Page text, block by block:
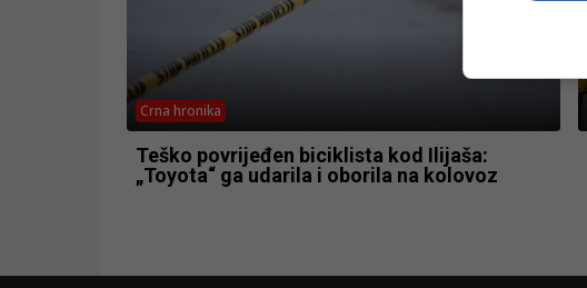
Crna hronika
Teško povrijeđen biciklista kod Ilijaša:
„Toyota“ ga udarila i oborila na kolovoz